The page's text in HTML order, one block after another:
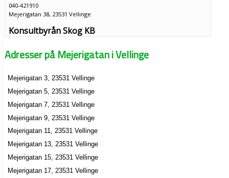
040-421910
Mejerigatan 38, 23531 Vellinge
Konsultbyrån Skog KB
Erik Anders Skog
Mejerigatan 7, 23531 Vellinge
Adresser på Mejerigatan i Vellinge
Mejerigatan 3, 23531 Vellinge
Mejerigatan 5, 23531 Vellinge
Mejerigatan 7, 23531 Vellinge
Mejerigatan 9, 23531 Vellinge
Mejerigatan 11, 23531 Vellinge
Mejerigatan 13, 23531 Vellinge
Mejerigatan 15, 23531 Vellinge
Mejerigatan 17, 23531 Vellinge